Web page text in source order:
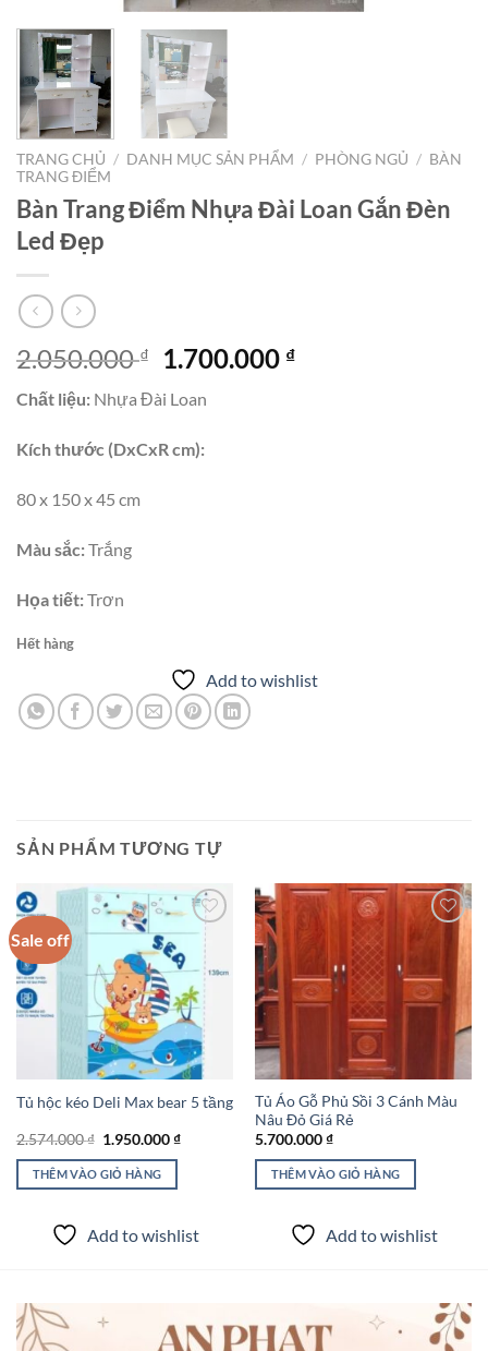
TRANG CHỦ / DANH MỤC SẢN PHẨM / PHÒNG NGỦ / BÀN
TRANG ĐIỂM
Bàn Trang Điểm Nhựa Đài Loan Gắn Đèn
Led Đẹp
2.050.000₫
Giá
là:
2.050.000 ₫.
1.700.000 ₫Giá
Chất liệu: Nhựa Đài Loan
Kích thước (DxCxR cm):
80 x 150 x 45 cm
Màu sắc:Trắng
Họa tiết:Trơn
Hết hàng
Add to wishlist
SẢN PHẨM TƯƠNG TỰ
Sale off
Add to
wishlist
Tủ hộc kéo Deli Max bear 5 tầng
2.574.000₫ Giá
là:
2.574.000 ₫.
1.950.000₫Giá
1.950.000 ₫.
THÊM VÀO GIỎ HÀNG
Add to wishlist
Add to
wishlist
Tủ Áo Gỗ Phủ Sồi 3 Cánh Màu
Nâu Đỏ Giá Rẻ
5.700.000₫
THÊM VÀO GIỎ HÀNG
Add to wishlist